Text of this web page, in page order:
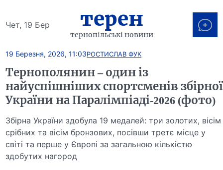
Чет, 19 Бер терен
тернопільські новини
19 Березня, 2026, 11:03РОСТИСЛАВ ФУК
Тернополянин – один із
найуспішніших спортсменів збірної
України на Паралімпіаді-2026 (фото)
Збірна України здобула 19 медалей: три золотих, вісім
срібних та вісім бронзових, посівши третє місце у
світі та перше у Європі за загальною кількістю
здобутих нагород